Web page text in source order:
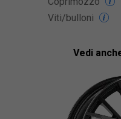
Viti/bulloni
Vedi